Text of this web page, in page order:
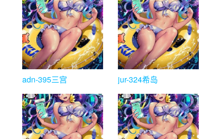
adn-395三宫 jur-324希岛